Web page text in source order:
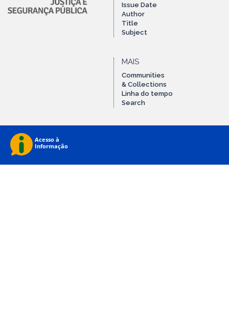
Issue Date
Author
Title
Subject
MAIS
Communities
& Collections
Linha do tempo
Search